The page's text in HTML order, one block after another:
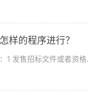
样的程序进行？
1 发售招标文件或者资格